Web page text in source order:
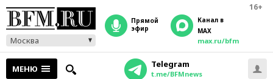
16+
Москва
прямой
эфир
Канал в
MAX
max.ru/bfm
МЕНЮ Telegram
t.me/BFMnews